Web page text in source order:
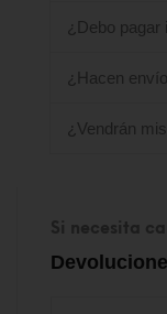
¿Debo
¿Hacen
¿Vendrán